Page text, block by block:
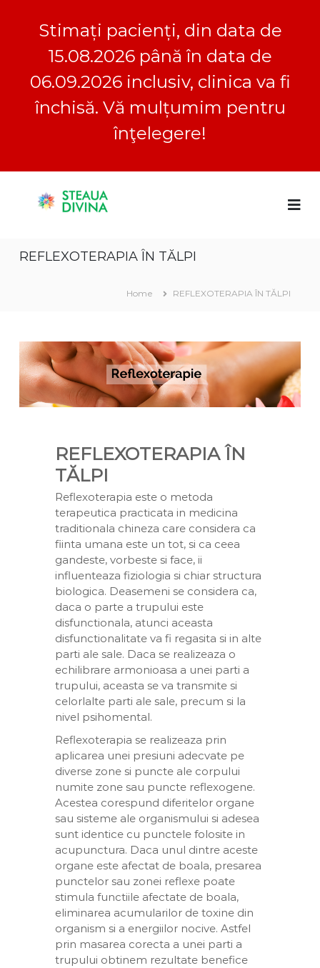
Stimați pacienți, din data de
15.08.2026 până în data de
06.09.2026 inclusiv, clinica va fi
închisă. Vă mulțumim pentru
înţelegere!
a
u
D
i
n
a
c
t
a
D
i
v
i
n
REFLEXOTERAPIA ÎN TĂLPI
Home REFLEXOTERAPIA ÎN TĂLPI
REFLEXOTERAPIA ÎN
TĂLPI
Reflexoterapia este o metoda
terapeutica practicata in medicina
traditionala chineza care considera ca
fiinta umana este un tot, si ca ceea
gandeste, vorbeste si face, ii
influenteaza fiziologia si chiar structura
biologica. Deasemeni se considera ca,
daca o parte a trupului este
disfunctionala, atunci aceasta
disfunctionalitate va fi regasita si in alte
parti ale sale. Daca se realizeaza o
echilibrare armonioasa a unei parti a
trupului, aceasta se va transmite si
celorlalte parti ale sale, precum si la
nivel psihomental.
Reflexoterapia se realizeaza prin
aplicarea unei presiuni adecvate pe
diverse zone si puncte ale corpului
numite zone sau puncte reflexogene.
Acestea corespund diferitelor organe
sau sisteme ale organismului si adesea
sunt identice cu punctele folosite in
acupunctura. Daca unul dintre aceste
organe este afectat de boala, presarea
punctelor sau zonei reflexe poate
stimula functiile afectate de boala,
eliminarea acumularilor de toxine din
organism si a energiilor nocive. Astfel
prin masarea corecta a unei parti a
trupului obtinem rezultate benefice